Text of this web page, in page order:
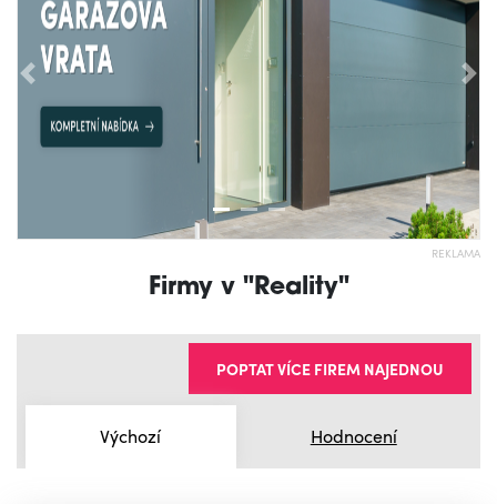
Předchozí
REKLAMA
Firmy v "Reality"
Výchozí Hodnocení
POPTAT VÍCE FIREM NAJEDNOU